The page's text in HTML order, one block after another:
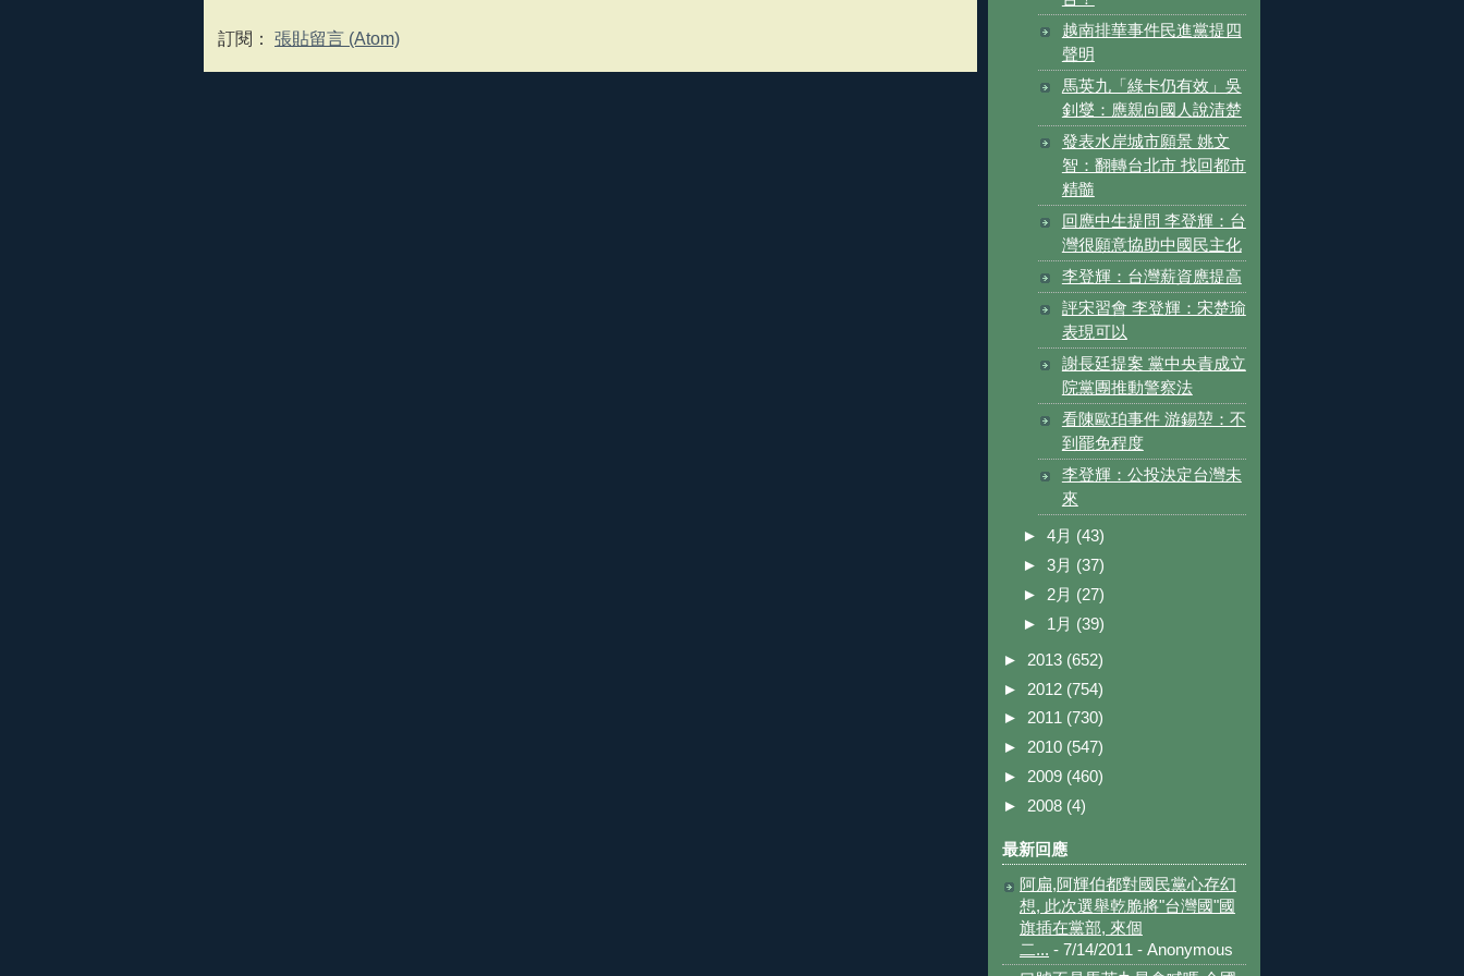
訂閱： 張貼留言 (Atom)
越南排華事件民進黨提四
聲明
馬英九「綠卡仍有效」吳
釗燮：應親向國人說清楚
發表水岸城市願景 姚文
智：翻轉台北市 找回都市
精髓
回應中生提問 李登輝：台
灣很願意協助中國民主化
李登輝：台灣薪資應提高
評宋習會 李登輝：宋楚瑜
表現可以
謝長廷提案 黨中央責成立
院黨團推動警察法
看陳歐珀事件 游錫堃：不
到罷免程度
李登輝：公投決定台灣未
來
► 4月 (43)
► 3月 (37)
► 2月 (27)
► 1月 (39)
► 2013 (652)
► 2012 (754)
► 2011 (730)
► 2010 (547)
► 2009 (460)
► 2008 (4)
最新回應
阿扁,阿輝伯都對國民黨心存幻
想, 此次選舉乾脆將"台灣國"國
旗插在黨部, 來個
二... - 7/14/2011 - Anonymous